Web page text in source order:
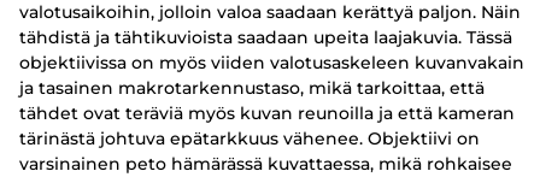
valotusaikoihin, jolloin valoa saadaan kerättyä paljon. Näin
tähdistä ja tähtikuvioista saadaan upeita laajakuvia. Tässä
objektiivissa on myös viiden valotusaskeleen kuvanvakain
ja tasainen makrotarkennustaso, mikä tarkoittaa, että
tähdet ovat teräviä myös kuvan reunoilla ja että kameran
tärinästä johtuva epätarkkuus vähenee. Objektiivi on
varsinainen peto hämärässä kuvattaessa, mikä rohkaisee